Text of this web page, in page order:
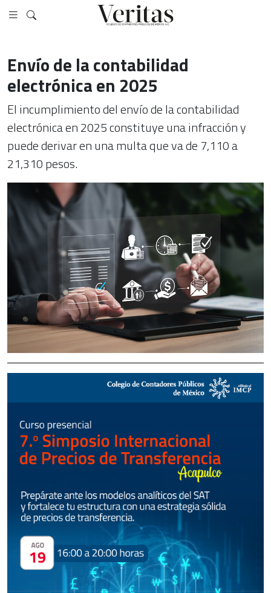
Envío de la contabilidad
electrónica en 2025
El incumplimiento del envío de la contabilidad
electrónica en 2025 constituye una infracción y
puede derivar en una multa que va de 7,110 a
21,310 pesos.